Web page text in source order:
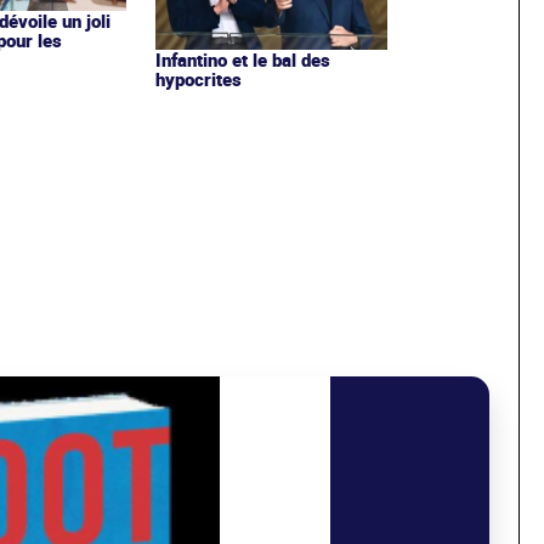
un joli
les
Infantino et le bal des
hypocrites